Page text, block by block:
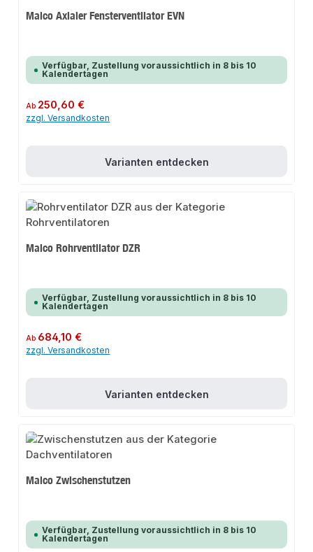
Maico Axialer Fensterventilator EVN
Verfügbar, Zustellung voraussichtlich in 8 bis 10
Kalendertagen
Regulärer Preis:
Ab 250,60 €
zzgl. Versandkosten
Varianten entdecken
Maico Rohrventilator DZR
Verfügbar, Zustellung voraussichtlich in 8 bis 10
Kalendertagen
Regulärer Preis:
Ab 684,10 €
zzgl. Versandkosten
Varianten entdecken
Maico Zwischenstutzen
Verfügbar, Zustellung voraussichtlich in 8 bis 10
Kalendertagen